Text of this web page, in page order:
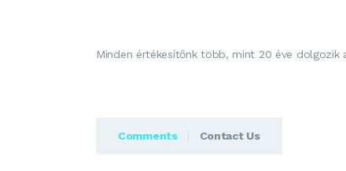
Minden értékesítőnk több, mint 20 éve
Comments Contact Us